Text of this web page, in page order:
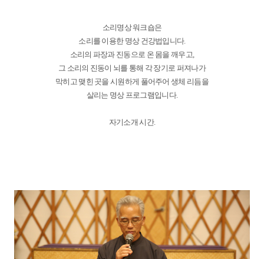
소리명상 워크숍은
소리를 이용한 명상 건강법입니다.
소리의 파장과 진동으로 온 몸을 깨우고,
그 소리의 진동이 뇌를 통해 각 장기로 퍼져나가
막히고 맺힌 곳을 시원하게 풀어주어 생체 리듬을
살리는 명상 프로그램입니다.
자기소개 시간.